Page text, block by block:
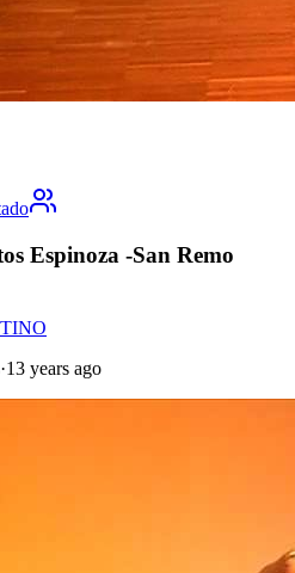
Espinoza -San Remo
·13 years ago